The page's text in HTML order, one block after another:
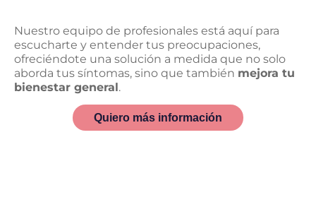
Nuestro equipo de profesionales está aquí para
escucharte y entender tus preocupaciones,
ofreciéndote una solución a medida que no solo
aborda tus síntomas, sino que también mejora tu
bienestar general.
Quiero más información